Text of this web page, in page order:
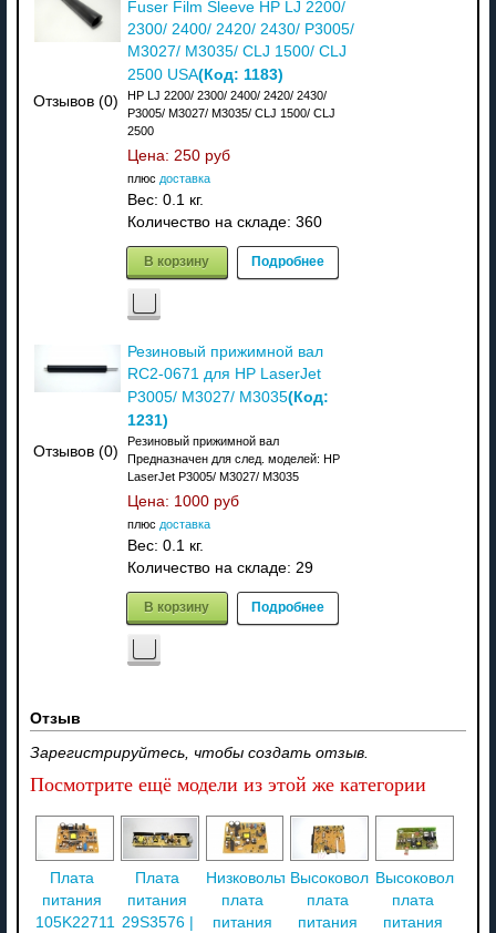
Отзывов (0)
Fuser Film Sleeve HP LJ 2200/
2300/ 2400/ 2420/ 2430/ P3005/
M3027/ M3035/ CLJ 1500/ CLJ
2500 USA(Код: 1183)
HP LJ 2200/ 2300/ 2400/ 2420/ 2430/
P3005/ M3027/ M3035/ CLJ 1500/ CLJ
2500
Цена: 250 руб
плюс доставка
Вес: 0.1 кг.
Количество на складе: 360
В корзину Подробнее
Отзывов (0)
Резиновый прижимной вал
RC2-0671 для HP LaserJet
P3005/ M3027/ M3035(Код:
1231)
Резиновый прижимной вал
Предназначен для след. моделей: HP
LaserJet P3005/ M3027/ M3035
Цена: 1000 руб
плюс доставка
Вес: 0.1 кг.
Количество на складе: 29
В корзину Подробнее
Отзыв
Зарегистрируйтесь, чтобы создать отзыв.
Посмотрите ещё модели из этой же категории
Плата
питания
105K22711
Плата
питания
29S3576 |
Низковольтная
плата
питания
Высоковольтная
плата
питания
Высоковольтная
плата
питания